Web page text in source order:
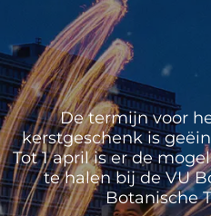
De termijn voor
kerstgeschenk is
Tot 1 april is er de
te halen bij de VU
Botanische